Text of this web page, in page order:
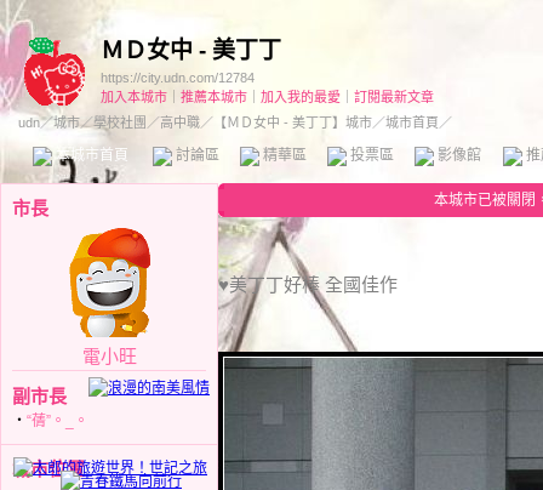
ＭＤ女中 - 美丁丁
https://city.udn.com/12784
加入本城市
推薦本城市 加入我的最愛
訂閱最新文章
udn／城市／學校社團 ／高中職／ 【ＭＤ女中 - 美丁丁】城市／城市首頁／
本城市首頁 討論區 精華區 投票區 影像館
市長
電小旺
副市長
‧ “蒨”。_。
城市位置
本城市已被關閉
♥美丁丁好棒 全國佳作